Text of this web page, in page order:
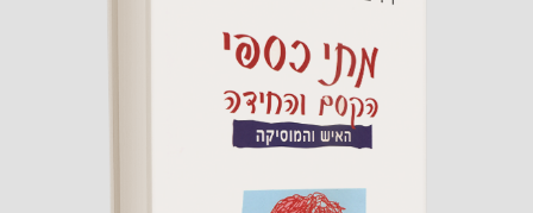
מתי כספי - הקסם והחידה